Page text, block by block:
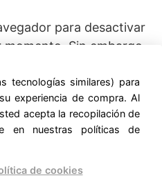
para desactivar
Sin embargo,
a:
que hemos
tecnologías similares) para
experiencia de compra. Al
acepta la recopilación de
en nuestras políticas de
de cookies